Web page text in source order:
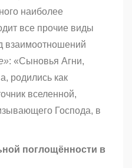
наиболее
все прочие виды
взаимоотношений
: «Сыновья Агни,
родились как
вселенной,
Господа, в
поглощённости в